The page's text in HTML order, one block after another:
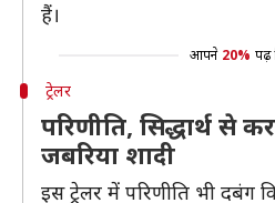
हैं।
आपने 20% पढ़
ट्रेलर
परिणीति, सिद्धार्थ से
जबरिया शादी
इस ट्रेलर में परिणीति भी दबंग